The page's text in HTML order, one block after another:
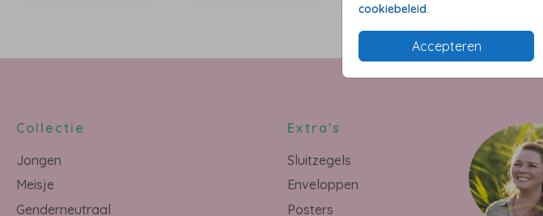
cookiebeleid
Accepteren
Collectie
Jongen
Meisje
Genderneutraal
Extra's
Sluitzegels
Enveloppen
Posters